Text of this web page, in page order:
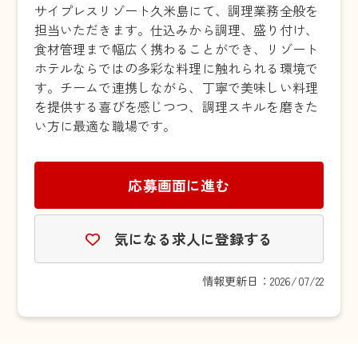
サイプレスリゾート久米島にて、調理業務全般を
担当いただきます。仕込みから調理、盛り付け、
食材管理まで幅広く携わることができ、リゾート
ホテルならではの多彩な料理に触れられる環境で
す。チームで連携しながら、丁寧で美味しい料理
を提供する喜びを感じつつ、調理スキルを磨きた
い方に最適な職場です。
応募画面に進む
気になる求人に登録する
情報更新日：2026/07/22